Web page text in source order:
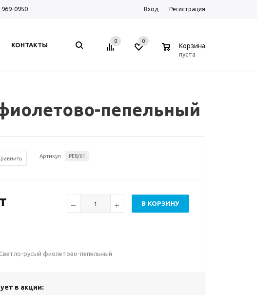
969-0950 Вход Регистрация
КОНТАКТЫ
0 0
Корзина
пуста
пепельный
Артикул PE8/61
В КОРЗИНУ
Светло-русый фиолетово-пепельный
в акции: